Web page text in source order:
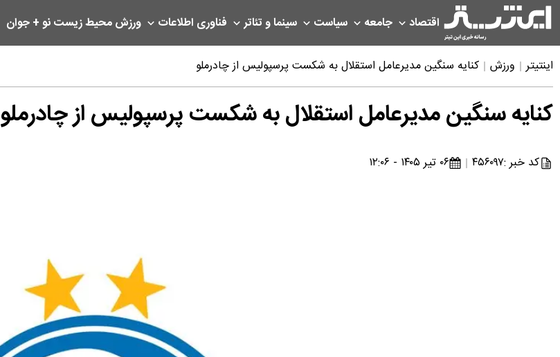
اقتصاد جامعه سیاست سینما و تئاتر فناوری اطلاعات ورزشمحیط زیستنو + جوان
اینتیتر ورزش کنایه سنگین مدیرعامل استقلال به شکست پرسپولیس از چادرملو
کنایه سنگین مدیرعامل استقلال به شکست پرسپولیس از چادرملو
کد خبر :۴۵۶۰۹۷ ۰۶ تیر ۱۴۰۵ - ۱۲:۰۶